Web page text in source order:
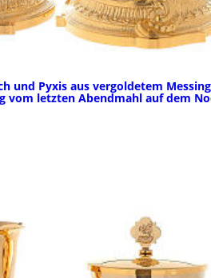
und Pyxis aus vergoldetem
vom letzten Abendmahl auf dem